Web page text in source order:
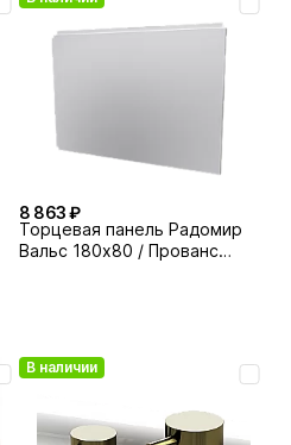
8 863 ₽
Торцевая панель Радомир
Вальс 180х80 / Прованс
В наличии